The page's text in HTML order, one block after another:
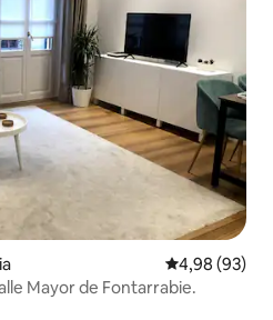
Évaluation
4,98 (93)
Mayor de Fontarrabie.